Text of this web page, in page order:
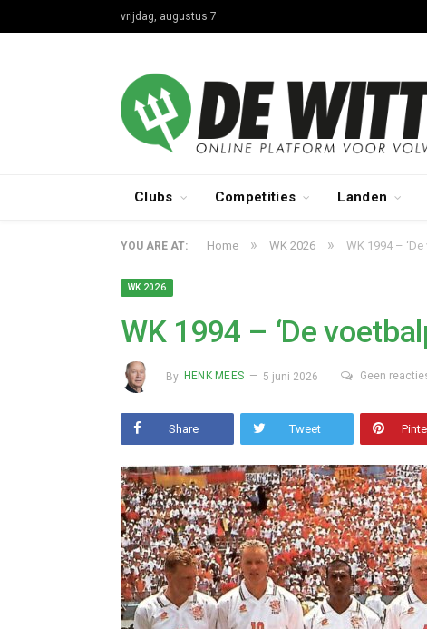
vrijdag, augustus 7
Clubs Competities Landen
YOU ARE AT: Home » WK 2026 » WK 1994 –
WK 2026
WK 1994 – ‘De
By HENK MEES 5 juni 2026 Geen
Share Tweet